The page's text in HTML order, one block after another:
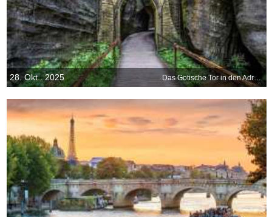
28. Okt.. 2025 Das Gotische Tor in den Adršpach-Teplice-Felsen, Tschechien